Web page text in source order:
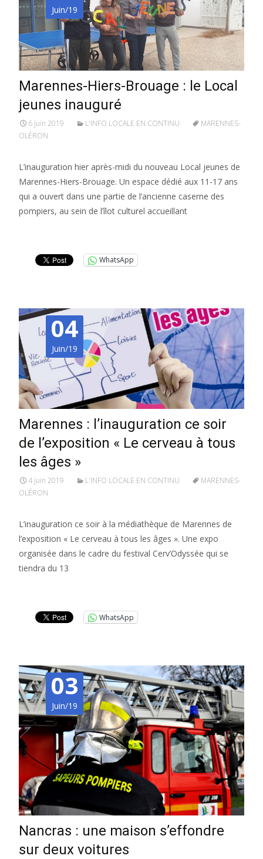
Juin/19
Marennes-Hiers-Brouage : le Local
jeunes inauguré
6 juin 2019 L'INFO LOCALE EN CONTINU
MARENNES-
OLÉRON
L’inauguration hier après-midi du nouveau Local jeunes de
Marennes-Hiers-Brouage. Un espace dédié aux 11-17 ans
qui a ouvert dans une partie de l’ancienne caserne des
pompiers, au sein de l’îlot culturel accueillant
WhatsApp
04
Juin/19
Marennes : l’inauguration ce soir
de l’exposition « Le cerveau à tous
les âges »
4 juin 2019 L'INFO LOCALE EN CONTINU
MARENNES-
OLÉRON
L’inauguration ce soir à la médiathèque de Marennes de
l’exposition « Le cerveau à tous les âges ». Une expo
organisée dans le cadre du festival Cerv’Odyssée qui se
tiendra du 13
WhatsApp
03
Juin/19
Nancras : une maison s’effondre
sur deux voitures